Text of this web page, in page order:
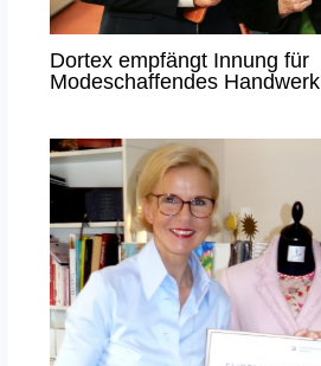
Dortex empfängt Innung für
Modeschaffendes Handwerk